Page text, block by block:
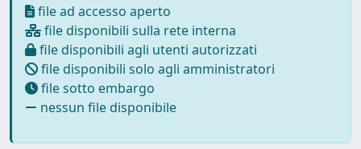
file ad accesso aperto
file disponibili sulla rete interna
file disponibili agli utenti autorizzati
file disponibili solo agli amministratori
file sotto embargo
nessun file disponibile